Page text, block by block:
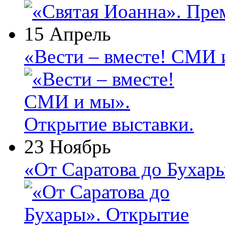
15 Апрель
«Вести – вместе! СМИ
23 Ноябрь
«От Саратова до